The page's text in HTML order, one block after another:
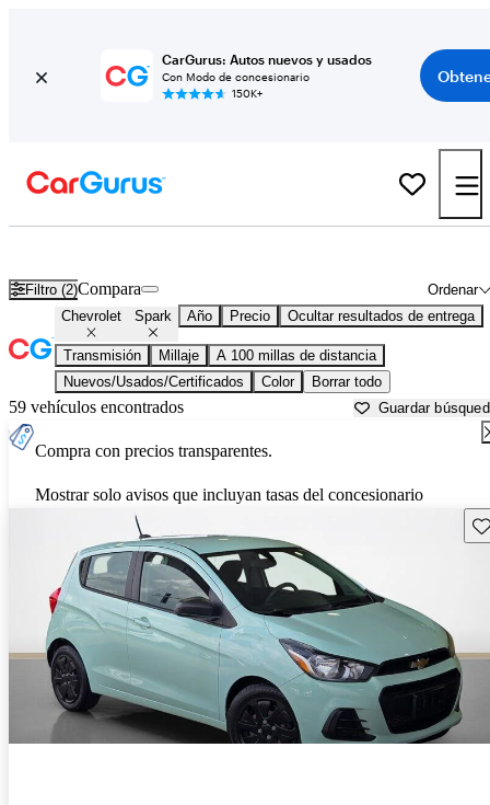
CarGurus: Autos nuevos y usados
Con Modo de concesionario
150K+
Filtro (2) Ordenar
Compara
Chevrolet Spark Año Precio Ocultar resultados de entrega
Transmisión Millaje
A 100 millas de distancia
Nuevos/Usados/Certificados
Color Borrar todo
59 vehículos encontrados Guardar
Compra con precios transparentes.
Mostrar solo avisos que incluyan tasas del concesionario